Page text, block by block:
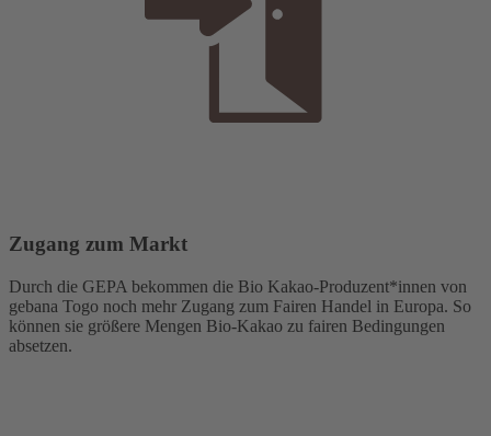
Zugang zum Markt
Durch die GEPA bekommen die Bio Kakao-Produzent*innen von
gebana Togo noch mehr Zugang zum Fairen Handel in Europa. So
können sie größere Mengen Bio-Kakao zu fairen Bedingungen
absetzen.